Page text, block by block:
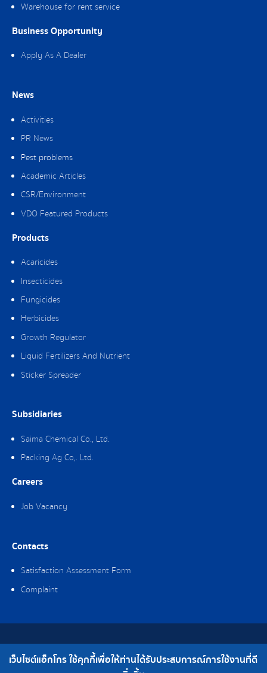
Warehouse for rent service
Business Opportunity
Apply As A Dealer
News
Activities
PR News
Pest problems
Academic Articles
CSR/Environment
VDO Featured Products
Products
Acaricides
Insecticides
Fungicides
Herbicides
Growth Regulator
Liquid Fertilizers And Nutrient
Sticker Spreader
Subsidiaries
Saima Chemical Co., Ltd.
Packing Ag Co,. Ltd.
Careers
Job Vacancy
Contacts
Satisfaction Assessment Form
Complaint
Copyright © 2019 Ag-gro (Thailand) Co., Ltd. All Rights Reserved.
Telephone : 0-2308-2102 | Fax : 0-2308-2487
เว็บไซต์แอ็กโกร ใช้คุกกี้เพื่อให้ท่านได้รับประสบการณ์การใช้งานที่ดี